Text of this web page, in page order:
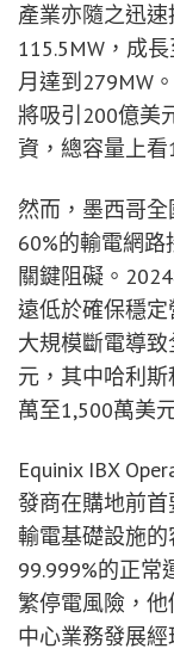
產業亦隨之迅
115.5MW，成
月達到279MW
將吸引200億美
資，總容量上看
然而，墨西哥
60%的輸電網
關鍵阻礙。
遠低於確保穩定
大規模斷電導
元，其中哈利
萬至1,500萬美
Equinix IBX
發商在購地前
輸電基礎設施
99.999%的正
繁停電風險，
中心業務發展經